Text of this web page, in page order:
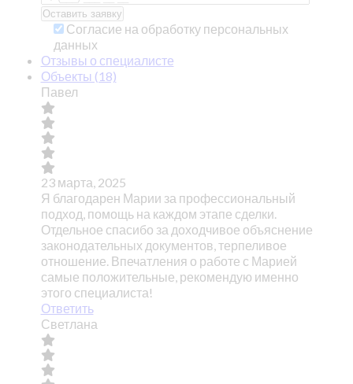
Согласие на обработку персональных
данных
Отзывы о специалисте
Объекты (18)
Павел
23 марта, 2025
Я благодарен Марии за профессиональный
подход, помощь на каждом этапе сделки.
Отдельное спасибо за доходчивое объяснение
законодательных документов, терпеливое
отношение. Впечатления о работе с Марией
самые положительные, рекомендую именно
этого специалиста!
Ответить
Светлана